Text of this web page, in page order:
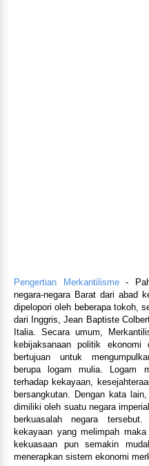
Pengertian Merkantilisme-
negara-negara Barat dari abad
dipelopori oleh beberapa tokoh,
dari Inggris, Jean Baptiste
Italia. Secara umum,
kebijaksanaan politik ekonomi
bertujuan untuk
berupa logam mulia. Logam
terhadap kekayaan,
bersangkutan. Dengan kata
dimiliki oleh suatu negara
berkuasalah negara
kekayaan yang melimpah
kekuasaan pun semakin
menerapkan sistem ekonomi